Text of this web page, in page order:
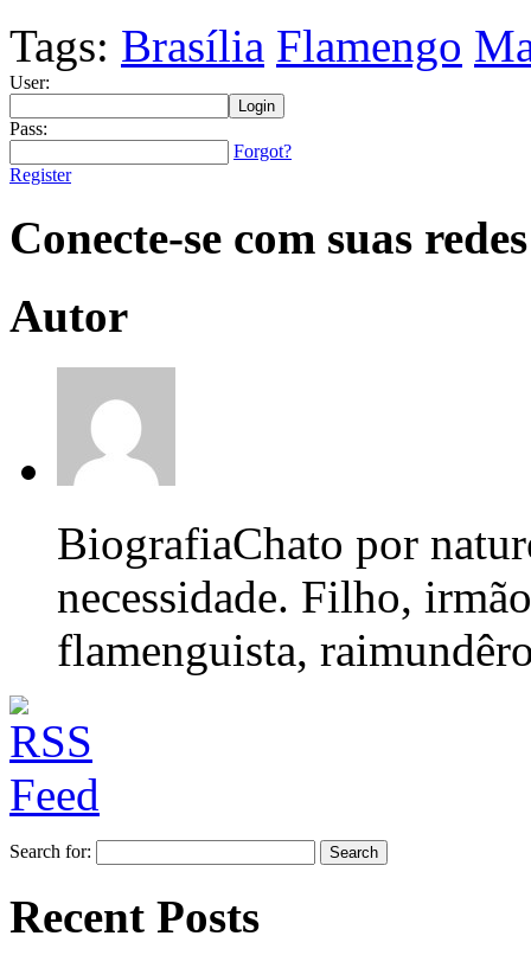
Tags: Brasília Flamengo
User:
Pass:
Forgot?
Register
Conecte-se com suas redes
Autor
BiografiaChato por
necessidade. Filho,
flamenguista,
Search for:
Recent Posts